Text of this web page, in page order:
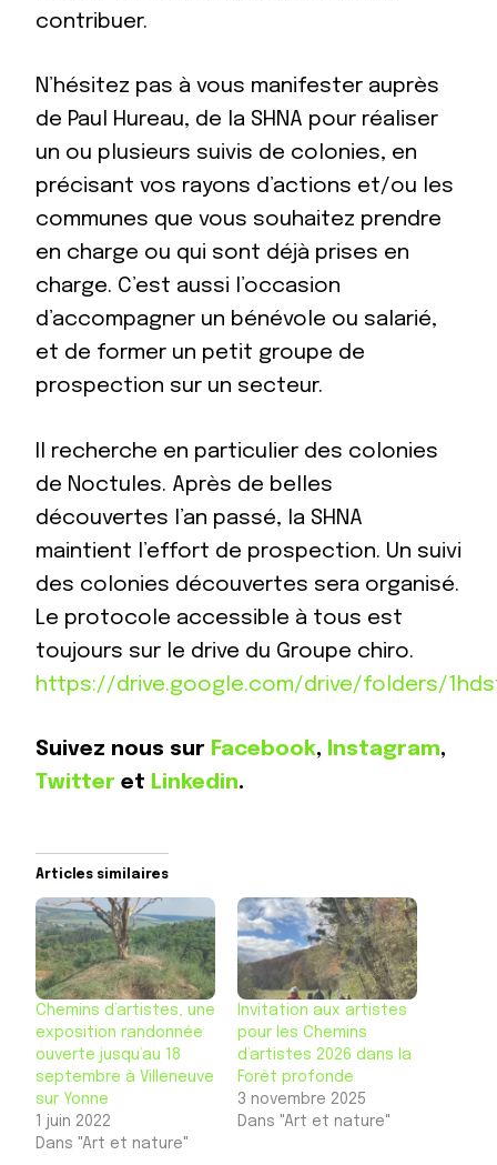
contribuer.
N’hésitez pas à vous manifester auprès
de Paul Hureau, de la SHNA pour réaliser
un ou plusieurs suivis de colonies, en
précisant vos rayons d’actions et/ou les
communes que vous souhaitez prendre
en charge ou qui sont déjà prises en
charge. C’est aussi l’occasion
d’accompagner un bénévole ou salarié,
et de former un petit groupe de
prospection sur un secteur.
Il recherche en particulier des colonies
de Noctules. Après de belles
découvertes l’an passé, la SHNA
maintient l’effort de prospection. Un suivi
des colonies découvertes sera organisé.
Le protocole accessible à tous est
toujours sur le drive du Groupe chiro.
https://drive.google.com/drive/folders/
Suivez nous sur Facebook, Instagram,
Twitter et Linkedin.
Articles similaires
Chemins d’artistes, une
exposition randonnée
ouverte jusqu’au 18
septembre à Villeneuve
sur Yonne
1 juin 2022
Dans "Art et nature"
Invitation aux artistes
pour les Chemins
d’artistes 2026 dans la
Forêt profonde
3 novembre 2025
Dans "Art et nature"